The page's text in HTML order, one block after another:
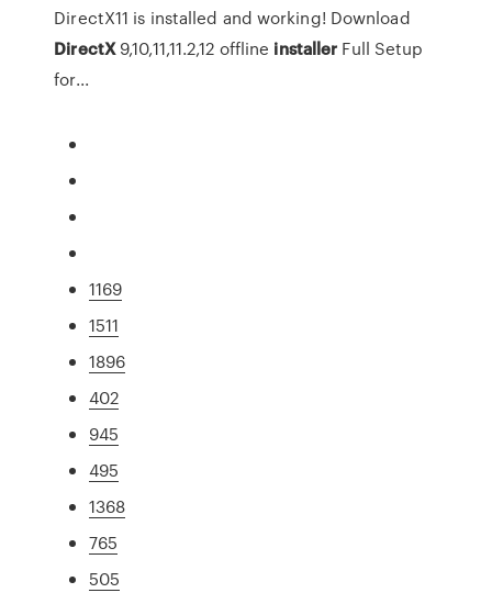
DirectX11 is installed and working! Download
DirectX9,10,11,11.2,12 offline installer Full Setup
for...
1169
1511
1896
402
945
495
1368
765
505